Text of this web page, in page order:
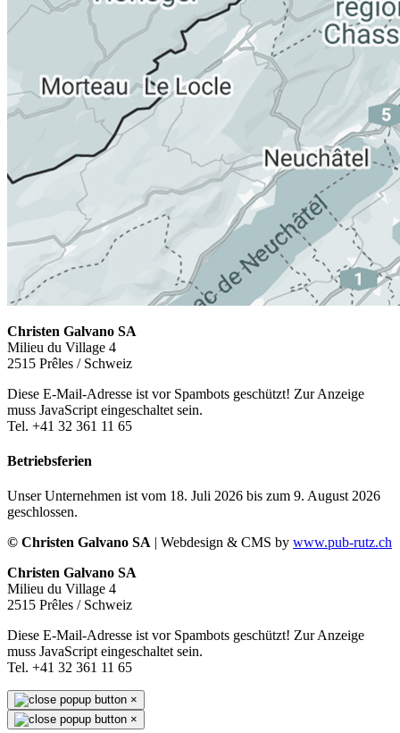
Christen Galvano SA
Milieu du Village 4
2515 Prêles / Schweiz
Diese E-Mail-Adresse ist vor Spambots geschützt! Zur Anzeige
muss JavaScript eingeschaltet sein.
Tel. +41 32 361 11 65
Betriebsferien
Unser Unternehmen ist vom 18. Juli 2026 bis zum 9. August 2026
geschlossen.
© Christen Galvano SA | Webdesign & CMS by www.pub-rutz.ch
Christen Galvano SA
Milieu du Village 4
2515 Prêles / Schweiz
Diese E-Mail-Adresse ist vor Spambots geschützt! Zur Anzeige
muss JavaScript eingeschaltet sein.
Tel. +41 32 361 11 65
×
×